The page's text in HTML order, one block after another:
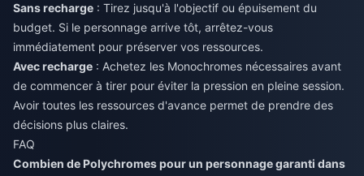
Sans recharge : Tirez jusqu'à l'objectif ou épuisement du
budget. Si le personnage arrive tôt, arrêtez-vous
immédiatement pour préserver vos ressources.
Avec recharge : Achetez les Monochromes nécessaires avant
de commencer à tirer pour éviter la pression en pleine session.
Avoir toutes les ressources d'avance permet de prendre des
décisions plus claires.
FAQ
Combien de Polychromes pour un personnage garanti dans